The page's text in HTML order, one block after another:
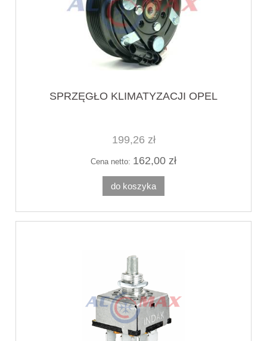
SPRZĘGŁO KLIMATYZACJI OPEL
199,26 zł
Cena netto: 162,00 zł
do koszyka